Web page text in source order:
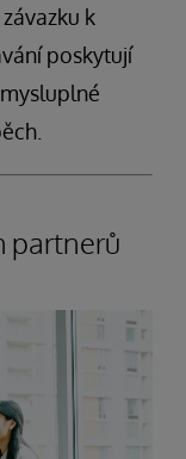
k
poskytují
partnerů